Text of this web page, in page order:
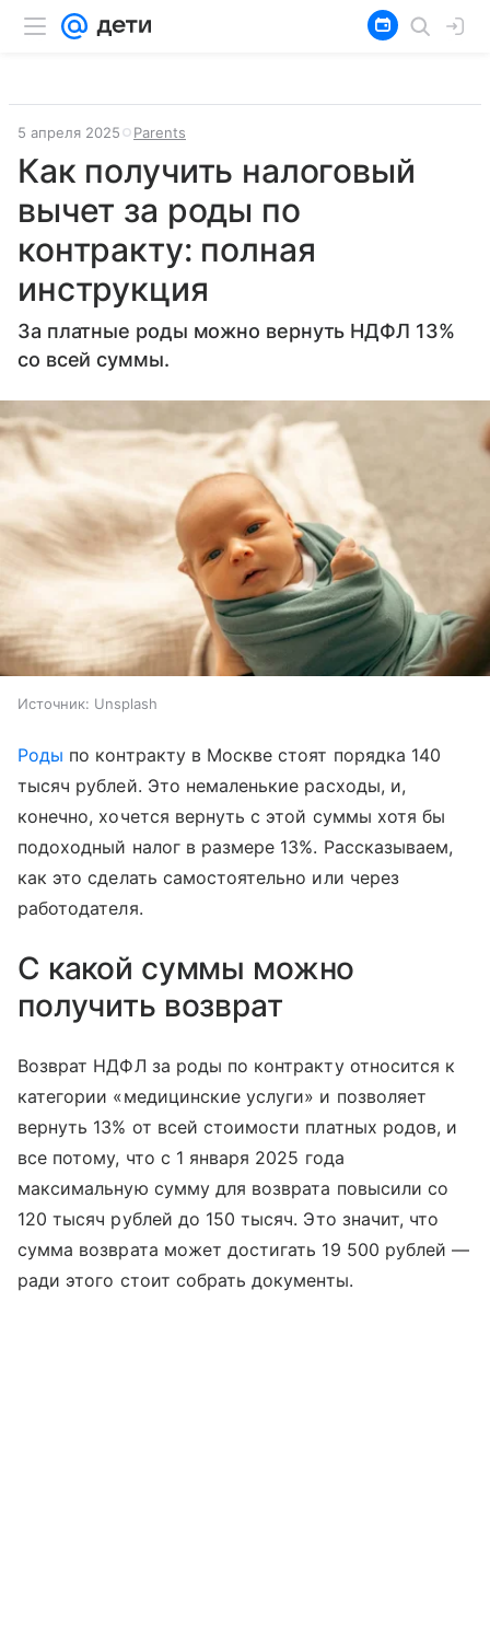
5 апреля 2025 Parents
Как получить налоговый
вычет за роды по
контракту: полная
инструкция
За платные роды можно вернуть НДФЛ 13%
со всей суммы.
Источник: Unsplash
Роды по контракту в Москве стоят порядка 140
тысяч рублей. Это немаленькие расходы, и,
конечно, хочется вернуть с этой суммы хотя бы
подоходный налог в размере 13%. Рассказываем,
как это сделать самостоятельно или через
работодателя.
С какой суммы можно
получить возврат
Возврат НДФЛ за роды по контракту относится к
категории «медицинские услуги» и позволяет
вернуть 13% от всей стоимости платных родов, и
все потому, что с 1 января 2025 года
максимальную сумму для возврата повысили со
120 тысяч рублей до 150 тысяч. Это значит, что
сумма возврата может достигать 19 500 рублей —
ради этого стоит собрать документы.